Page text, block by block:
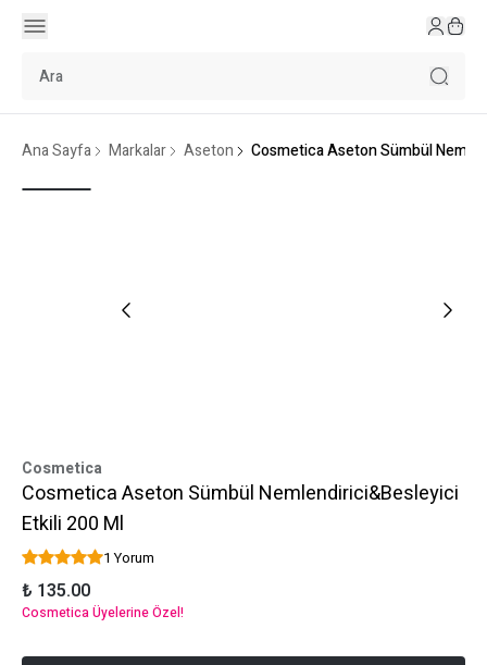
Ana Sayfa Markalar Aseton Cosmetica Aseton Sümbül
Cosmetica
Cosmetica Aseton Sümbül Nemlendirici&Besleyici
Etkili 200 Ml
1 Yorum
₺ 135.00
Cosmetica Üyelerine Özel!